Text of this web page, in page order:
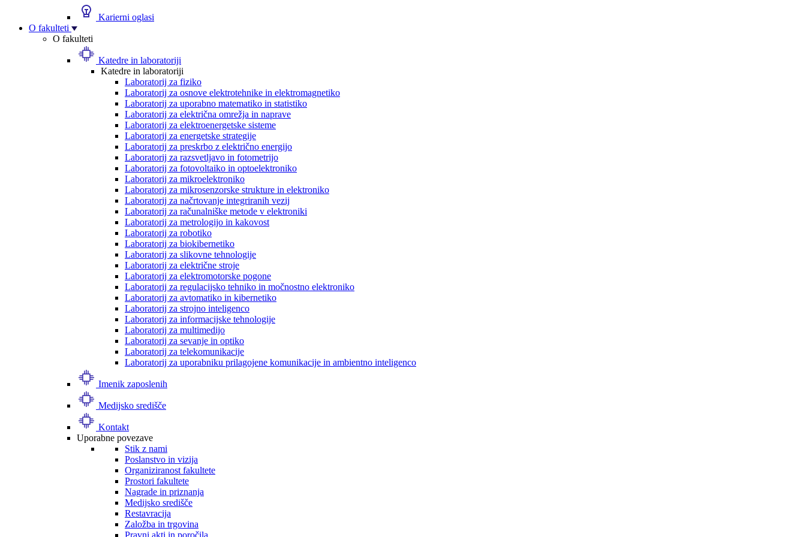
Karierni oglasi
O fakulteti
O fakulteti
Katedre in laboratoriji
Katedre in laboratoriji
Laboratorij za fiziko
Laboratorij za osnove elektrotehnike in elektromagnetiko
Laboratorij za uporabno matematiko in statistiko
Laboratorij za električna omrežja in naprave
Laboratorij za elektroenergetske sisteme
Laboratorij za energetske strategije
Laboratorij za preskrbo z električno energijo
Laboratorij za razsvetljavo in fotometrijo
Laboratorij za fotovoltaiko in optoelektroniko
Laboratorij za mikroelektroniko
Laboratorij za mikrosenzorske strukture in elektroniko
Laboratorij za načrtovanje integriranih vezij
Laboratorij za računalniške metode v elektroniki
Laboratorij za metrologijo in kakovost
Laboratorij za robotiko
Laboratorij za biokibernetiko
Laboratorij za slikovne tehnologije
Laboratorij za električne stroje
Laboratorij za elektromotorske pogone
Laboratorij za regulacijsko tehniko in močnostno elektroniko
Laboratorij za avtomatiko in kibernetiko
Laboratorij za strojno inteligenco
Laboratorij za informacijske tehnologije
Laboratorij za multimedijo
Laboratorij za sevanje in optiko
Laboratorij za telekomunikacije
Laboratorij za uporabniku prilagojene komunikacije in ambientno inteligenco
Imenik zaposlenih
Medijsko središče
Kontakt
Uporabne povezave
Stik z nami
Poslanstvo in vizija
Organiziranost fakultete
Prostori fakultete
Nagrade in priznanja
Medijsko središče
Restavracija
Založba in trgovina
Pravni akti in poročila